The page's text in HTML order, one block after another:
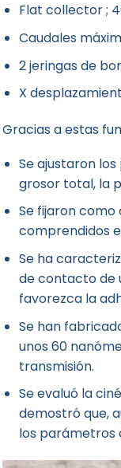
Flat collector ;
Caudales
2 jeringas de
X
Gracias a estas
Se ajustaron
grosor total, la
Se fijaron
comprendidos
Se ha
de contacto de
favorezca la
Se han
unos 60
transmisión.
Se evaluó la
demostró que,
los parámetros